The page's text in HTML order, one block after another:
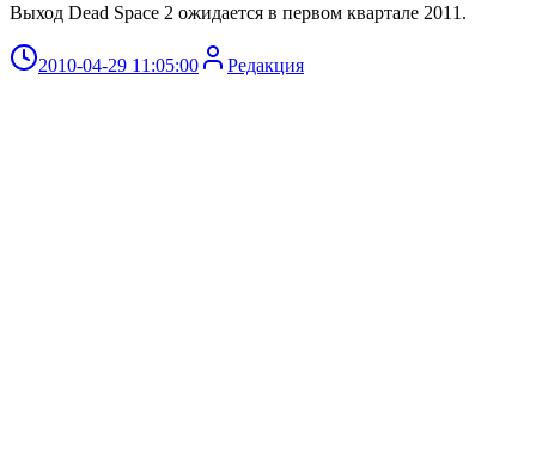
Выход Dead Space 2 ожидается в первом квартале 2011.
2010-04-29 11:05:00 Редакция